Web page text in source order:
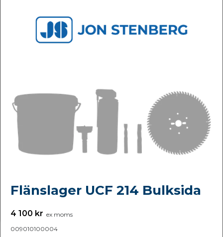
Flänslager UCF 214 Bulksida
4 100 kr ex moms
009010100004